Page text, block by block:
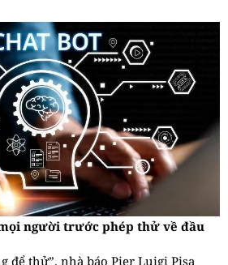
người trước phép thử về đầu
để thử”, nhà báo Pier Luigi Pisa